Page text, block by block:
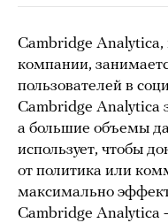
Cambridge Analytica,
компании,
пользователей в
Cambridge Analytica
а большие объемы
использует, чтобы
от политика или
максимально
Cambridge Analytica